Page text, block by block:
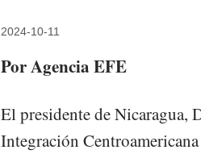
2024-10-11
Por Agencia EFE
El presidente de Nicaragua,
Integración